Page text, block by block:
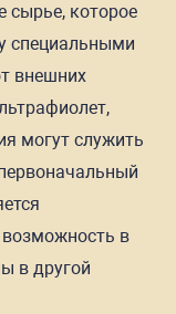
сырье, которое
специальными
внешних
могут служить
возможность в
в другой